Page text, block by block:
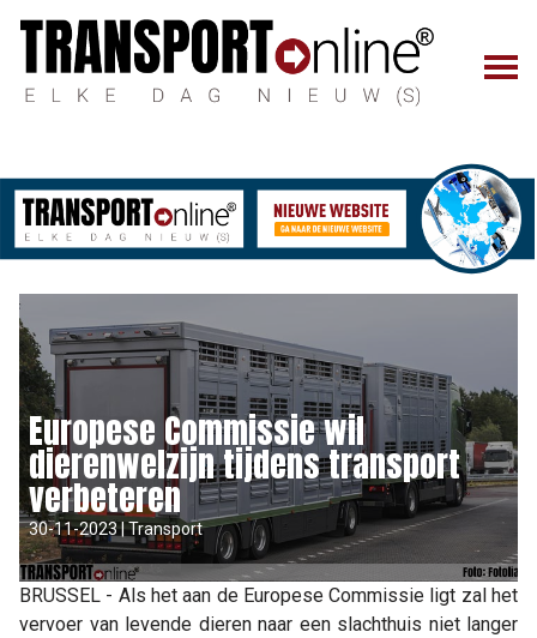
Europese Commissie wil
dierenwelzijn tijdens transport
verbeteren
30-11-2023 | Transport
BRUSSEL - Als het aan de Europese Commissie ligt zal het
vervoer van levende dieren naar een slachthuis niet langer